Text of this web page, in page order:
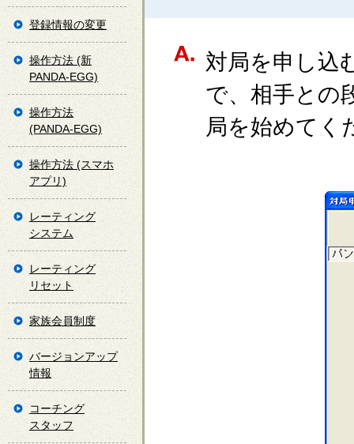
対局を申し込
で、相手との
局を始めてく
登録情報の変更
操作方法 (新
PANDA-EGG)
操作方法
(PANDA-EGG)
操作方法 (スマホ
アプリ)
レーティング
システム
レーティング
リセット
家族会員制度
バージョンアップ
情報
コーチング
スタッフ